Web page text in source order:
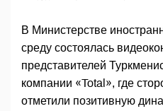
В Министерстве
среду состоялась
представителей
компании «Total», где
отметили позитивную